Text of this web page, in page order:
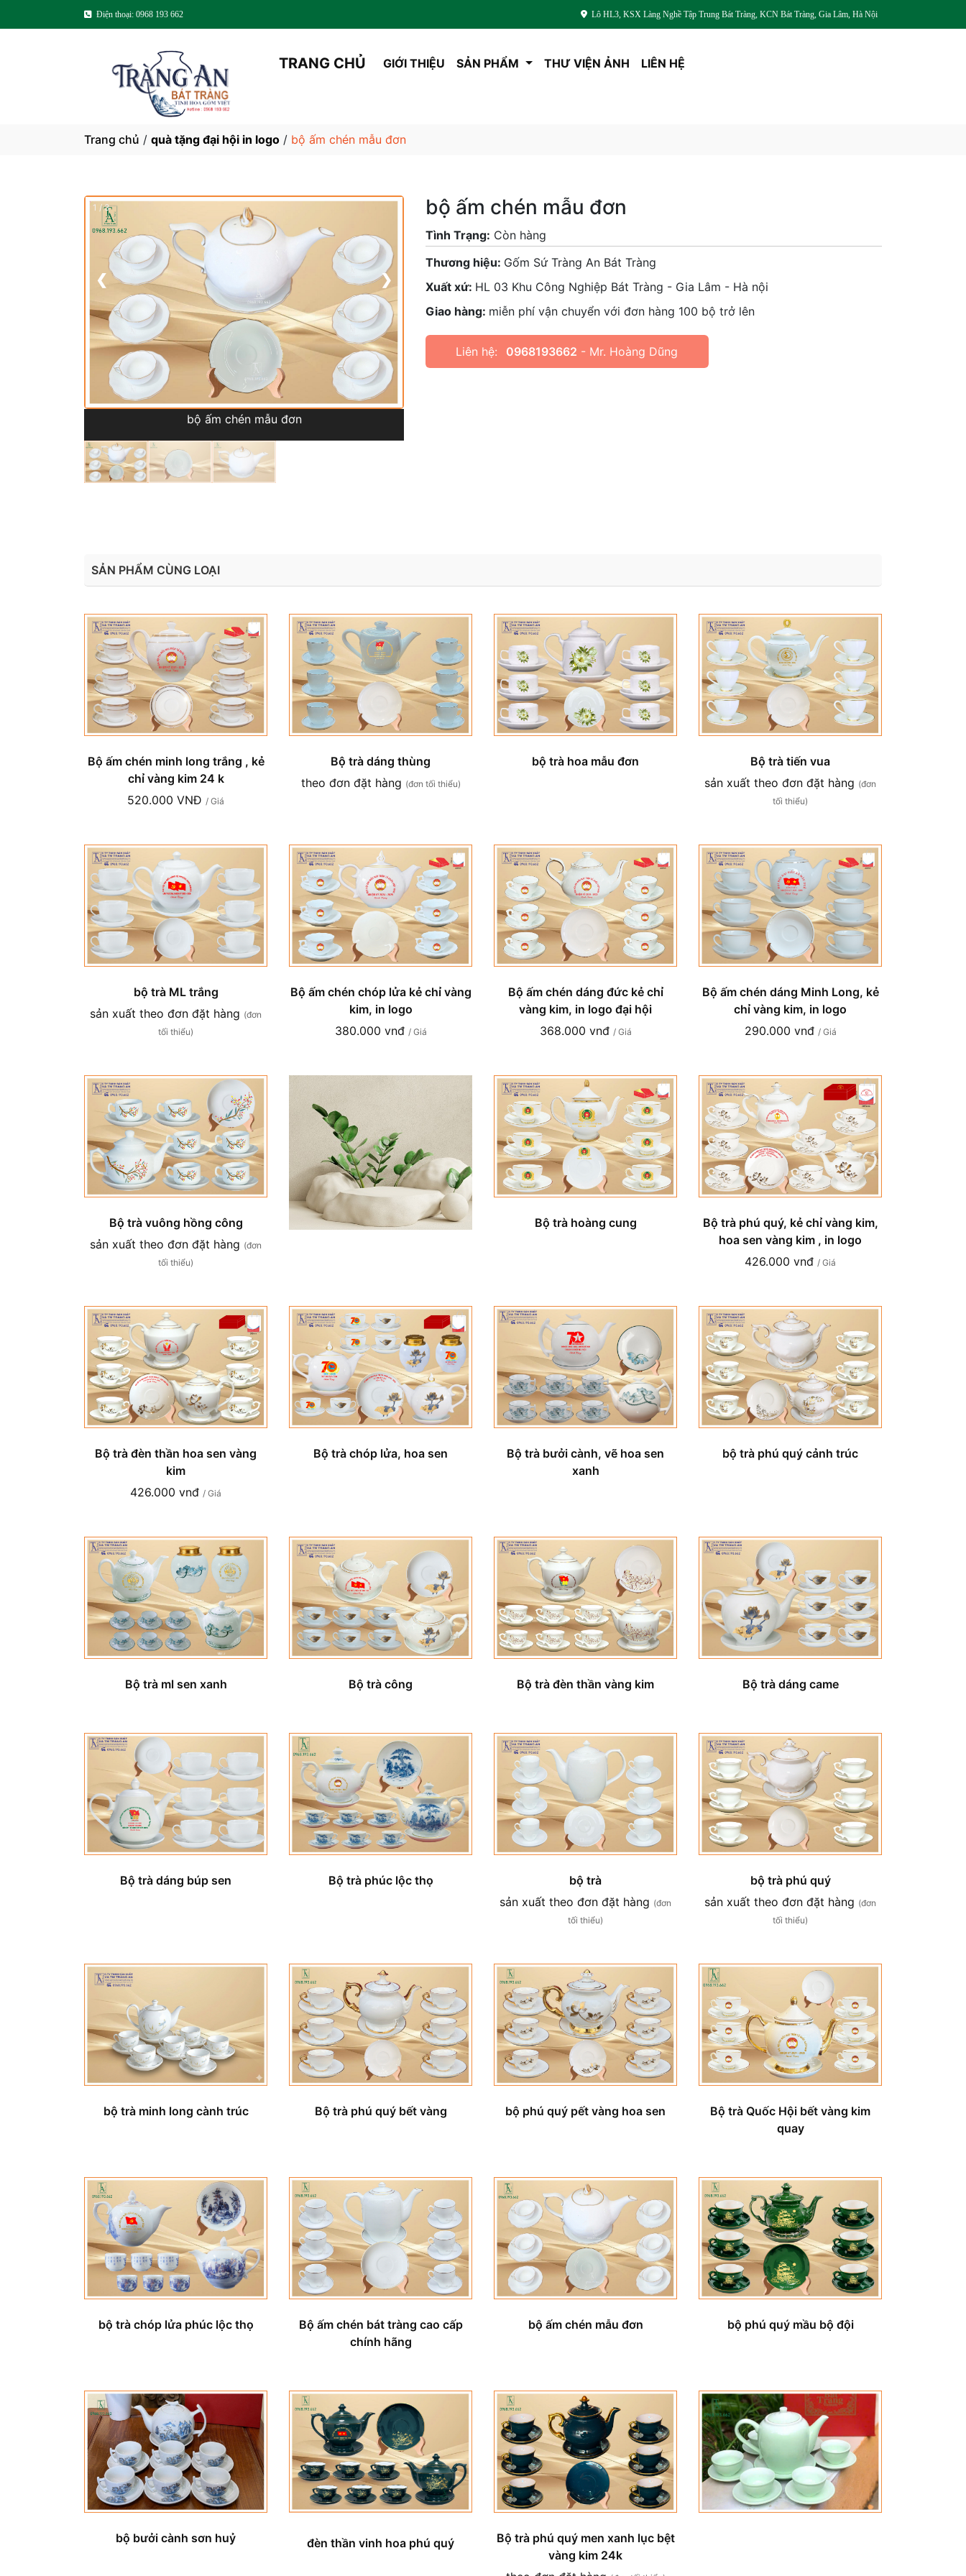
Điện thoại: 0968 193 662 Lô HL3, KSX Làng Nghề Tập Trung Bát Tràng, KCN Bát Tràng, Gia Lâm, Hà Nội
TRANG CHỦ GIỚI THIỆU SẢN PHẨM THƯ VIỆN ẢNH LIÊN HỆ
Trang chủ / quà tặng đại hội in logo / bộ ấm chén mẫu đơn
1 / 3
❮ ❯
bộ ấm chén mẫu đơn
bộ ấm chén mẫu đơn
Tình Trạng: Còn hàng
Thương hiệu: Gốm Sứ Tràng An Bát Tràng
Xuất xứ: HL 03 Khu Công Nghiệp Bát Tràng - Gia Lâm - Hà nội
Giao hàng: miễn phí vận chuyển với đơn hàng 100 bộ trở lên
Liên hệ: 0968193662 - Mr. Hoàng Dũng
SẢN PHẨM CÙNG LOẠI
Bộ ấm chén minh long trắng , kẻ
chỉ vàng kim 24 k
520.000 VNĐ / Giá
Bộ trà dáng thùng
theo đơn đặt hàng (đơn tối thiểu)
bộ trà hoa mẫu đơn
Bộ trà tiến vua
sản xuất theo đơn đặt hàng (đơn
tối thiểu)
bộ trà ML trắng
sản xuất theo đơn đặt hàng (đơn
tối thiểu)
Bộ ấm chén chóp lửa kẻ chỉ vàng
kim, in logo
380.000 vnđ / Giá
Bộ ấm chén dáng đức kẻ chỉ
vàng kim, in logo đại hội
368.000 vnđ / Giá
Bộ ấm chén dáng Minh Long, kẻ
chỉ vàng kim, in logo
290.000 vnđ / Giá
Bộ trà vuông hồng công
sản xuất theo đơn đặt hàng (đơn
tối thiểu)
Bộ trà hoàng cung
Bộ trà phú quý, kẻ chỉ vàng kim,
hoa sen vàng kim , in logo
426.000 vnđ / Giá
Bộ trà đèn thần hoa sen vàng
kim
426.000 vnđ / Giá
Bộ trà chóp lửa, hoa sen
Bộ trà bưởi cành, vẽ hoa sen
xanh
bộ trà phú quý cảnh trúc
Bộ trà ml sen xanh Bộ trà công Bộ trà đèn thần vàng kim Bộ trà dáng came
Bộ trà dáng búp sen Bộ trà phúc lộc thọ
bộ trà
sản xuất theo đơn đặt hàng (đơn
tối thiểu)
bộ trà phú quý
sản xuất theo đơn đặt hàng (đơn
tối thiểu)
bộ trà minh long cành trúc Bộ trà phú quý bết vàng bộ phú quý pết vàng hoa sen
Bộ trà Quốc Hội bết vàng kim
quay
bộ trà chóp lửa phúc lộc thọ
Bộ ấm chén bát tràng cao cấp
chính hãng
bộ ấm chén mẫu đơn bộ phú quý mầu bộ đội
bộ bưởi cành sơn huỷ đèn thần vinh hoa phú quý
Bộ trà phú quý men xanh lục bệt
vàng kim 24k